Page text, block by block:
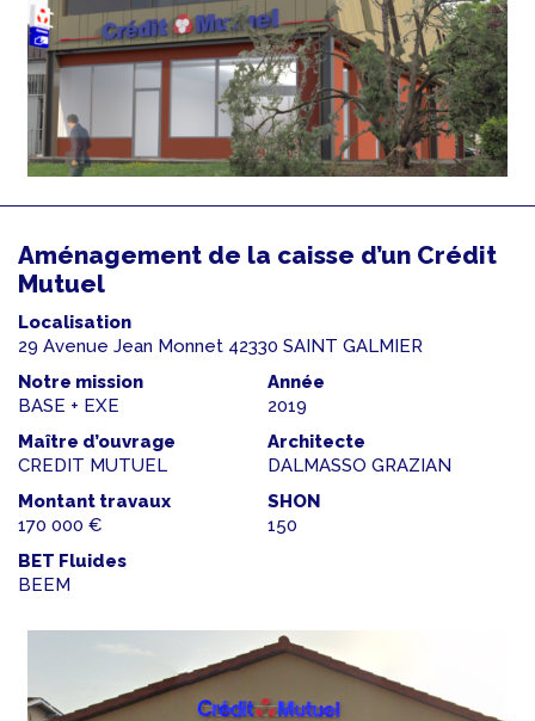
Aménagement de la caisse d’un Crédit
Mutuel
Localisation
29 Avenue Jean Monnet 42330 SAINT GALMIER
Notre mission
BASE + EXE
Année
2019
Maître d’ouvrage
CREDIT MUTUEL
Architecte
DALMASSO GRAZIAN
Montant travaux
170 000 €
SHON
150
BET Fluides
BEEM